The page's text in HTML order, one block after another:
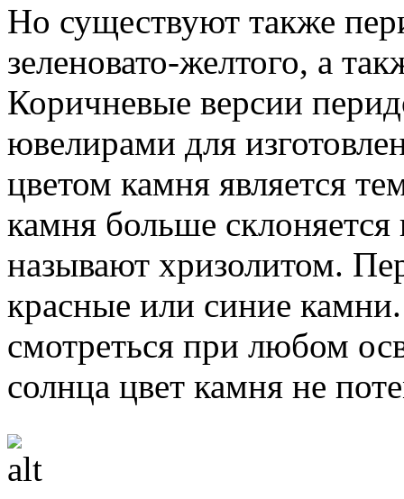
Но существуют также
зеленовато-желтого, а
Коричневые версии
ювелирами для
цветом камня является
камня больше
называют хризолитом.
красные или синие
смотреться при любом
солнца цвет камня не